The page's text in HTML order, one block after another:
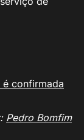
é confirmada
Pedro Bomfim